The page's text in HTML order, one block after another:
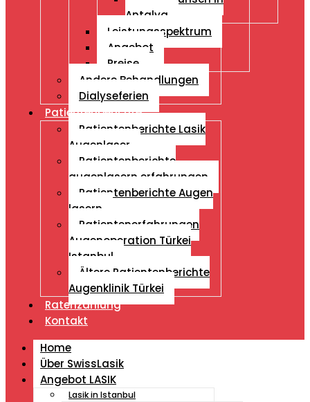
Antalya
Leistungsspektrum
Angebot
Preise
Andere Behandlungen
Dialyseferien
Patientenberichte
Patientenberichte Lasik
Augenlaser
Patientenberichte
augenlasern erfahrungen
Patientenberichte Augen
lasern
Patientenerfahrungen
Augenoperation Türkei
Istanbul
Ältere Patientenberichte
Augenklinik Türkei
Ratenzahlung
Kontakt
Home
Über SwissLasik
Angebot LASIK
Lasik in Istanbul